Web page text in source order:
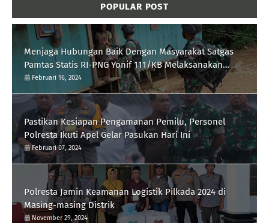
POPULAR POST
Menjaga Hubungan Baik Dengan Masyarakat Satgas
Pamtas Statis RI-PNG Yonif 111/KB Melaksanakan
Silaturrahmi
Februari 16, 2024
Pastikan Kesiapan Pengamanan Pemilu, Personel
Polresta Ikuti Apel Gelar Pasukan Hari Ini
Februari 07, 2024
Polresta Jamin Keamanan Logistik Pilkada 2024 di
Masing-masing Distrik
November 29, 2024